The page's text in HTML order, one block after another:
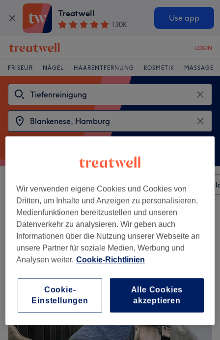
Treatwell
130K
Use app
LOGIN
FRISEUR NÄGEL HAARENTFERNUNG KOSMETIK MASSAGE
Sortieren nach Beliebiger Preis Besonderheiten
2 Salons die anbieten:
tiefenreinigung in der Nähe von Blankenese, Hamburg
Wir verwenden eigene Cookies und Cookies von
Dritten, um Inhalte und Anzeigen zu personalisieren,
Medienfunktionen bereitzustellen und unseren
Datenverkehr zu analysieren. Wir geben auch
Informationen über die Nutzung unserer Webseite an
unsere Partner für soziale Medien, Werbung und
Analysen weiter. Cookie-Richtlinien
Cookie-
Einstellungen
Alle Cookies
akzeptieren